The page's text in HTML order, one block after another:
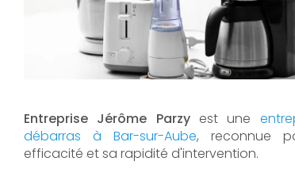
Entreprise Jérôme Parzyest une
débarras à Bar-sur-Aube, reconnue
efficacité et sa rapidité d'intervention.